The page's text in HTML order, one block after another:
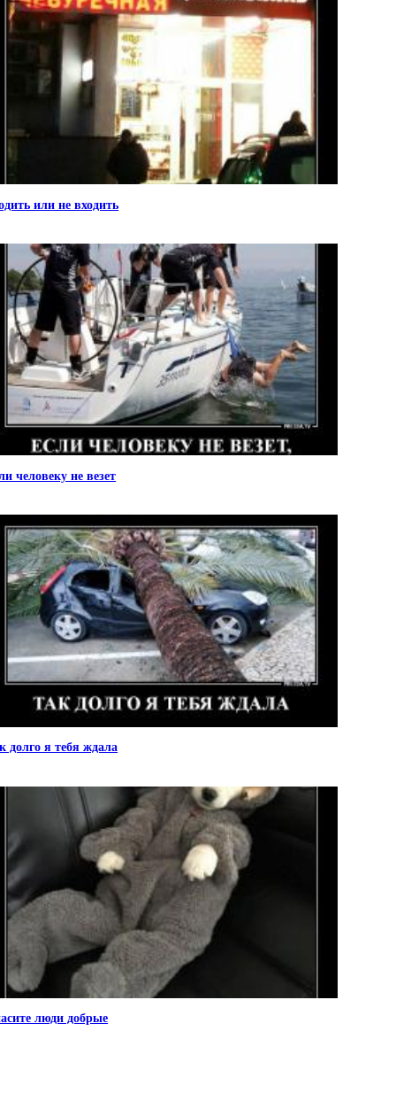
или не входить
человеку не везет
долго я тебя ждала
люди добрые